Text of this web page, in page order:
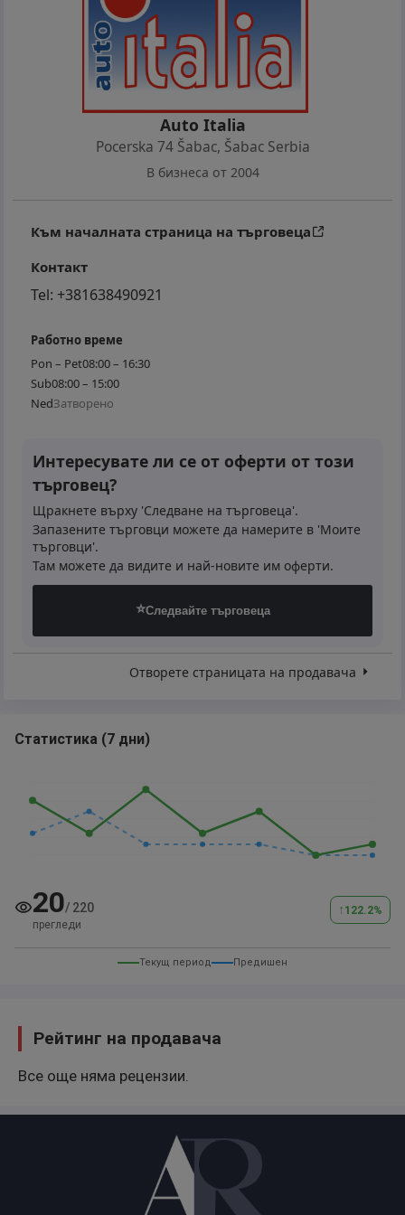
vozilo iz naše ponude. Vaše vozilo možemo računati
kao učešće uz finansiranje putem kredita ili leasing-
a. Cena vozila je istaknuta za uplate u celosti. Za
zamenu vozila, cena se koriguje. CENA JE SA
POPUSTOM ZA GOTOVINU ! ! !
Auto Italia
Pocerska 74 Šabac, Šabac Serbia
В бизнеса от 2004
Към началната страница на търговеца
Контакт
Tel: +381638490921
Работно време
Pon – Pet08:00 – 16:30
Sub08:00 – 15:00
NedЗатворено
Интересувате ли се от оферти от този
търговец?
Щракнете върху 'Следване на търговеца'.
Запазените търговци можете да намерите в 'Моите
търговци'.
Там можете да видите и най-новите им оферти.
⭐Следвайте търговеца
Отворете страницата на продавача
Статистика (7 дни)
20/ 220
прегледи
↑ 122.2%
Текущ период Предишен
Рейтинг на продавача
Все още няма рецензии.